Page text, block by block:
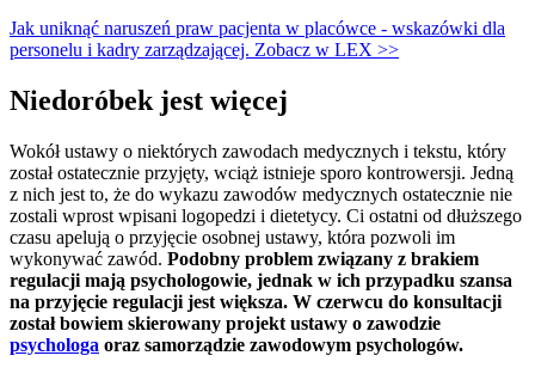
Jak uniknąć naruszeń praw pacjenta w placówce - wskazówki dla
personelu i kadry zarządzającej. Zobacz w LEX >>
Niedoróbek jest więcej
Wokół ustawy o niektórych zawodach medycznych i tekstu, który
został ostatecznie przyjęty, wciąż istnieje sporo kontrowersji. Jedną
z nich jest to, że do wykazu zawodów medycznych ostatecznie nie
zostali wprost wpisani logopedzi i dietetycy. Ci ostatni od dłuższego
czasu apelują o przyjęcie osobnej ustawy, która pozwoli im
wykonywać zawód. Podobny problem związany z brakiem
regulacji mają psychologowie, jednak w ich przypadku szansa
na przyjęcie regulacji jest większa. W czerwcu do konsultacji
został bowiem skierowany projekt ustawy o zawodzie
psychologa oraz samorządzie zawodowym psychologów.